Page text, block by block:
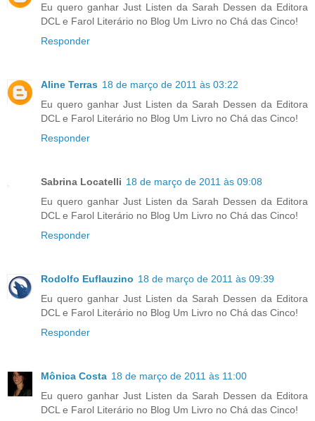
Eu quero ganhar Just Listen da Sarah Dessen da Editora
DCL e Farol Literário no Blog Um Livro no Chá das Cinco!
Responder
Aline Terras 18 de março de 2011 às 03:22
Eu quero ganhar Just Listen da Sarah Dessen da Editora
DCL e Farol Literário no Blog Um Livro no Chá das Cinco!
Responder
Sabrina Locatelli 18 de março de 2011 às 09:08
Eu quero ganhar Just Listen da Sarah Dessen da Editora
DCL e Farol Literário no Blog Um Livro no Chá das Cinco!
Responder
Rodolfo Euflauzino 18 de março de 2011 às 09:39
Eu quero ganhar Just Listen da Sarah Dessen da Editora
DCL e Farol Literário no Blog Um Livro no Chá das Cinco!
Responder
Mônica Costa 18 de março de 2011 às 11:00
Eu quero ganhar Just Listen da Sarah Dessen da Editora
DCL e Farol Literário no Blog Um Livro no Chá das Cinco!